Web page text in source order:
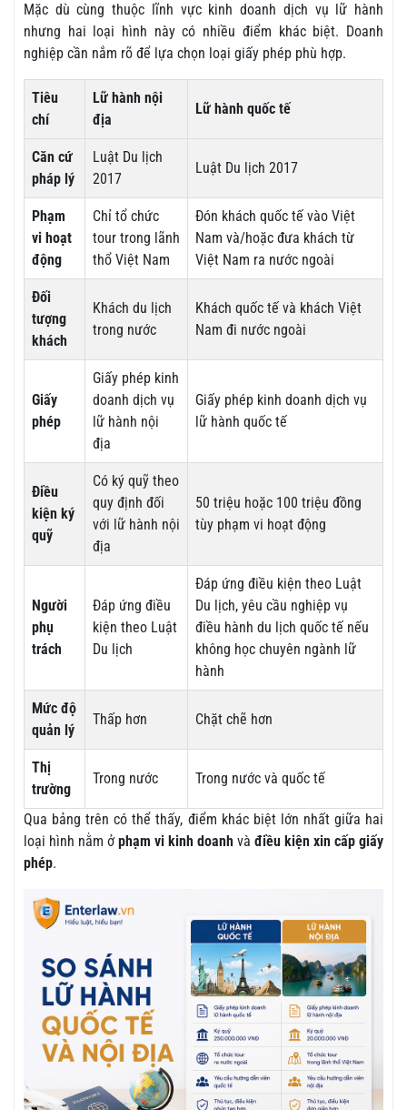
Mặc dù cùng thuộc lĩnh vực kinh doanh dịch vụ lữ hành
nhưng hai loại hình này có nhiều điểm khác biệt. Doanh
nghiệp cần nắm rõ để lựa chọn loại giấy phép phù hợp.
Tiêu
chí
Lữ hành nội
địa
Lữ hành quốc tế
Căn cứ
pháp lý
Luật Du lịch
2017
Luật Du lịch 2017
Phạm
vi hoạt
động
Chỉ tổ chức
tour trong lãnh
thổ Việt Nam
Đón khách quốc tế vào Việt
Nam và/hoặc đưa khách từ
Việt Nam ra nước ngoài
Đối
tượng
khách
Khách du lịch
trong nước
Khách quốc tế và khách Việt
Nam đi nước ngoài
Giấy
phép
Giấy phép kinh
doanh dịch vụ
lữ hành nội
địa
Giấy phép kinh doanh dịch vụ
lữ hành quốc tế
Điều
kiện ký
quỹ
Có ký quỹ theo
quy định đối
với lữ hành nội
địa
50 triệu hoặc 100 triệu đồng
tùy phạm vi hoạt động
Người
phụ
trách
Đáp ứng điều
kiện theo Luật
Du lịch
Đáp ứng điều kiện theo Luật
Du lịch, yêu cầu nghiệp vụ
điều hành du lịch quốc tế nếu
không học chuyên ngành lữ
hành
Mức độ
quản lý
Thấp hơn Chặt chẽ hơn
Thị
trường
Trong nước Trong nước và quốc tế
Qua bảng trên có thể thấy, điểm khác biệt lớn nhất giữa hai
loại hình nằm ở phạm vi kinh doanh và điều kiện xin cấp giấy
phép.